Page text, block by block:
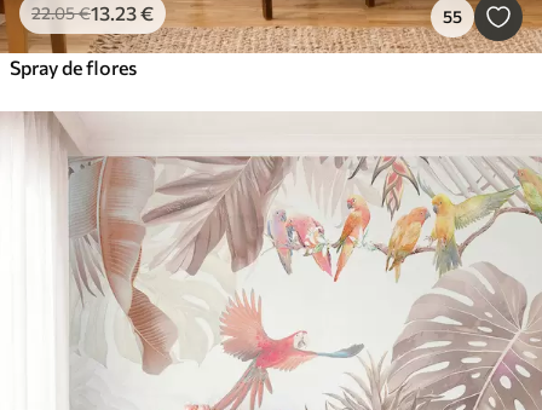
22.05€13.23€ 55
Spray de flores